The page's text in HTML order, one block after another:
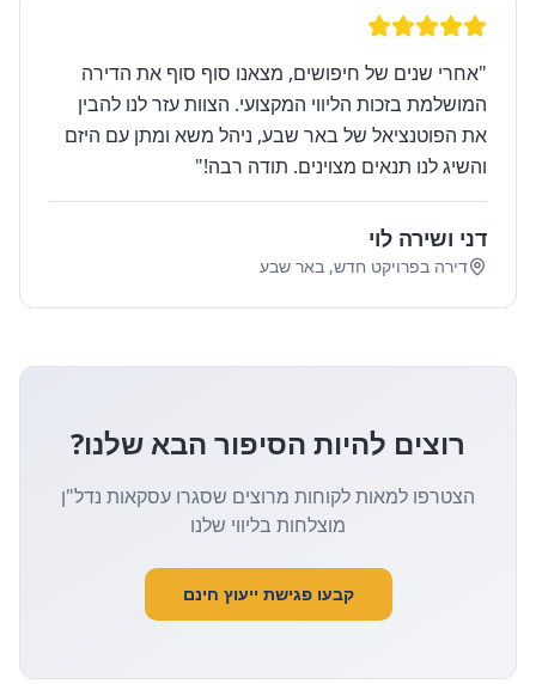
"אחרי שנים של חיפושים, מצאנו סוף סוף את הדירה
המושלמת בזכות הליווי המקצועי. הצוות עזר לנו להבין
את הפוטנציאל של באר שבע, ניהל משא ומתן עם היזם
והשיג לנו תנאים מצוינים. תודה רבה!"
דני ושירה לוי
דירה בפרויקט חדש, באר שבע
רוצים להיות הסיפור הבא שלנו?
הצטרפו למאות לקוחות מרוצים שסגרו עסקאות נדל"ן
מוצלחות בליווי שלנו
קבעו פגישת ייעוץ חינם